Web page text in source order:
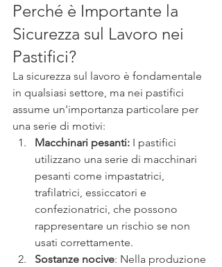
Perché è Importante la
Sicurezza sul Lavoro nei
Pastifici?
La sicurezza sul lavoro è fondamentale
in qualsiasi settore, ma nei pastifici
assume un'importanza particolare per
una serie di motivi:
Macchinari pesanti: I pastifici
utilizzano una serie di macchinari
pesanti come impastatrici,
trafilatrici, essiccatori e
confezionatrici, che possono
rappresentare un rischio se non
usati correttamente.
Sostanze nocive: Nella produzione